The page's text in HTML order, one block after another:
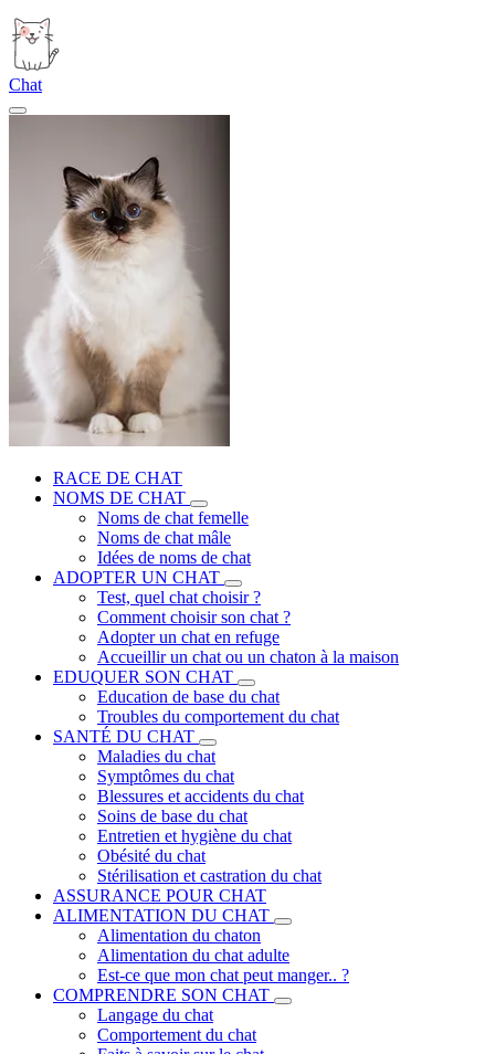
Chat
RACE DE CHAT
NOMS DE CHAT
Noms de chat femelle
Noms de chat mâle
Idées de noms de chat
ADOPTER UN CHAT
Test, quel chat choisir ?
Comment choisir son chat ?
Adopter un chat en refuge
Accueillir un chat ou un chaton à la maison
EDUQUER SON CHAT
Education de base du chat
Troubles du comportement du chat
SANTÉ DU CHAT
Maladies du chat
Symptômes du chat
Blessures et accidents du chat
Soins de base du chat
Entretien et hygiène du chat
Obésité du chat
Stérilisation et castration du chat
ASSURANCE POUR CHAT
ALIMENTATION DU CHAT
Alimentation du chaton
Alimentation du chat adulte
Est-ce que mon chat peut manger.. ?
COMPRENDRE SON CHAT
Langage du chat
Comportement du chat